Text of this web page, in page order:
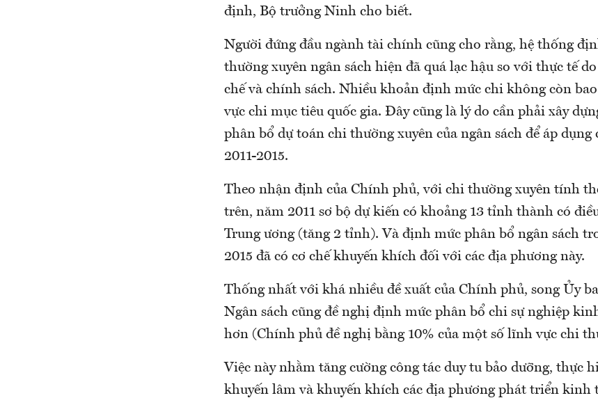
định, Bộ trưởng Ninh cho biết.
Người đứng đầu ngành tài chính cũng cho rằng, hệ thống
thường xuyên ngân sách hiện đã quá lạc hậu so với thực tế
chế và chính sách. Nhiều khoản định mức chi không còn
vực chi mục tiêu quốc gia. Đây cũng là lý do cần phải xây
phân bổ dự toán chi thường xuyên của ngân sách để áp dụng
2011-2015.
Theo nhận định của Chính phủ, với chi thường xuyên tính
trên, năm 2011 sơ bộ dự kiến có khoảng 13 tỉnh thành có
Trung ương (tăng 2 tỉnh). Và định mức phân bổ ngân sách
2015 đã có cơ chế khuyến khích đối với các địa phương này.
Thống nhất với khá nhiều đề xuất của Chính phủ, song Ủy
Ngân sách cũng đề nghị định mức phân bổ chi sự nghiệp
hơn (Chính phủ đề nghị bằng 10% của một số lĩnh vực chi
Việc này nhằm tăng cường công tác duy tu bảo dưỡng, thực
khuyến lâm và khuyến khích các địa phương phát triển kinh